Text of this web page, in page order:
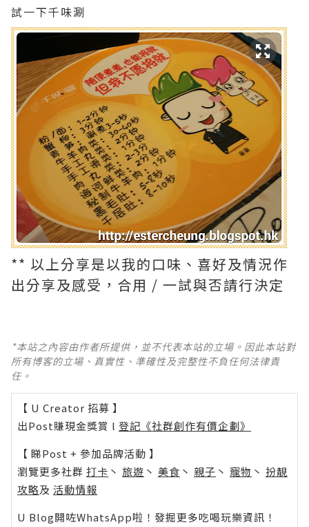
試一下千味涮
** 以上分享是以我的口味、喜好及情況作
出分享及感受，合用 / 一試與否請行決定
*本站之內容由作者所提供，並不代表本站的立場。因此本站對
所有博客的立場、真實性、準確性及完整性不負任何法律責
任。
【 U Creator 招募 】
出Post賺現金獎賞 l 登記《社群創作有價企劃》
【 睇Post + 參加品牌活動 】
瀏覽更多社群 打卡 丶 旅遊 丶 美食 丶 親子 丶 寵物 丶 扮靚
攻略及 活動情報
U Blog開咗WhatsApp啦！發掘更多吃喝玩樂資訊！